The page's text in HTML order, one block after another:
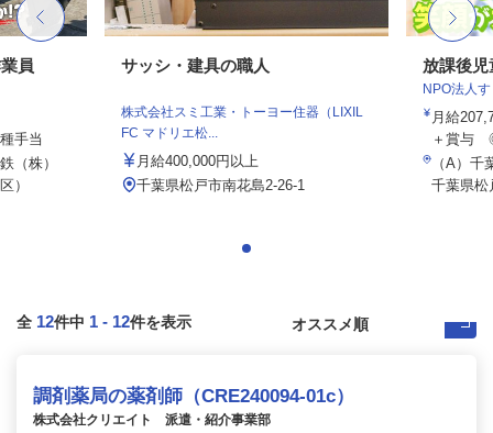
員
手当
（株）
）
サッシ・建具の職人
株式会社スミ工業・トーヨー住器（LIXIL
FC マドリエ松...
月給400,000円以上
千葉県松戸市南花島2-26-1
放課後児
NPO法人
月給
＋賞与
（A）
千葉県松
全 12件中 1 - 12件を表示
調剤薬局の薬剤師（CRE240094-01c）
株式会社クリエイト 派遣・紹介事業部